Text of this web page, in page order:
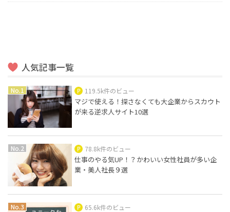
人気記事一覧
119.5k件のビュー
マジで使える！探さなくても大企業からスカウト
が来る逆求人サイト10選
78.8k件のビュー
仕事のやる気UP！？かわいい女性社員が多い企
業・美人社長９選
65.6k件のビュー